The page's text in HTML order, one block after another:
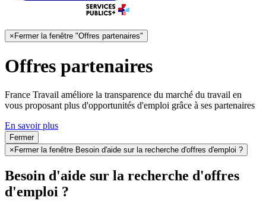
× Fermer la fenêtre "Offres partenaires"
Offres partenaires
France Travail améliore la transparence du marché du travail en
vous proposant plus d'opportunités d'emploi grâce à ses partenaires
En savoir plus
Fermer
× Fermer la fenêtre Besoin d'aide sur la recherche d'offres d'emploi ?
Besoin d'aide sur la recherche d'offres
d'emploi ?